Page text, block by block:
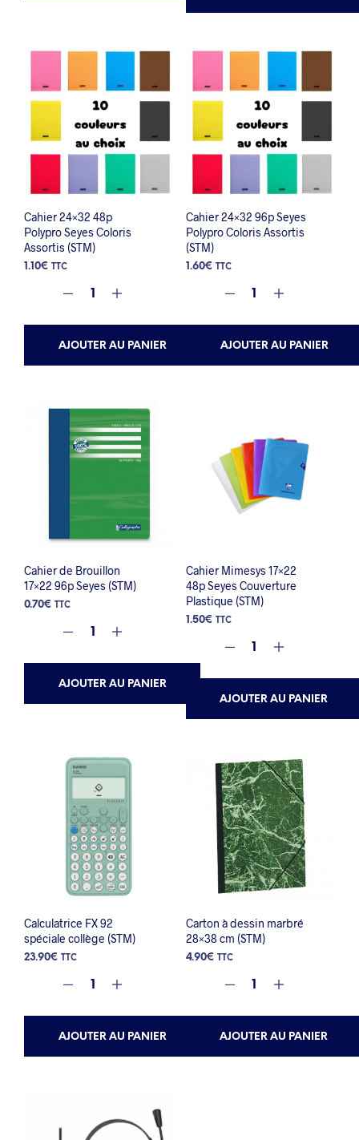
Cahier 24×32 48p
Polypro Seyes Coloris
Assortis (STM)
1.10€ TTC
AJOUTER AU PANIER
Cahier 24×32 96p Seyes
Polypro Coloris Assortis
(STM)
1.60€ TTC
AJOUTER AU PANIER
Cahier de Brouillon
17×22 96p Seyes (STM)
0.70€ TTC
AJOUTER AU PANIER
Cahier Mimesys 17×22
48p Seyes Couverture
Plastique (STM)
1.50€ TTC
AJOUTER AU PANIER
Calculatrice FX 92
spéciale collège (STM)
23.90€ TTC
AJOUTER AU PANIER
Carton à dessin marbré
28×38 cm (STM)
4.90€ TTC
AJOUTER AU PANIER